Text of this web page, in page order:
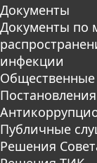
Документы
Документы по
инфекции
Постановления
Публичные
Решения